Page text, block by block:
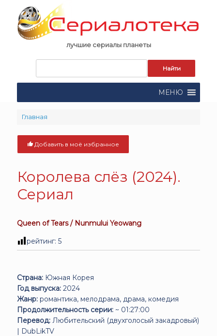
content
лучшие сериалы планеты
поиска:
МЕНЮ
Главная
Добавить в моё избранное
Королева слёз (2024).
Сериал
Queen of Tears / Nunmului Yeowang
рейтинг: 5
Страна: Южная Корея
Год выпуска: 2024
Жанр: романтика, мелодрама, драма, комедия
Продолжительность серии: ~ 01:27:00
Перевод: Любительский (двухголосый закадровый)
| DubLikTV